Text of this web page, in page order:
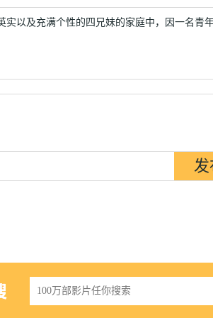
实以及充满个性的四兄妹的家庭中，因一名青